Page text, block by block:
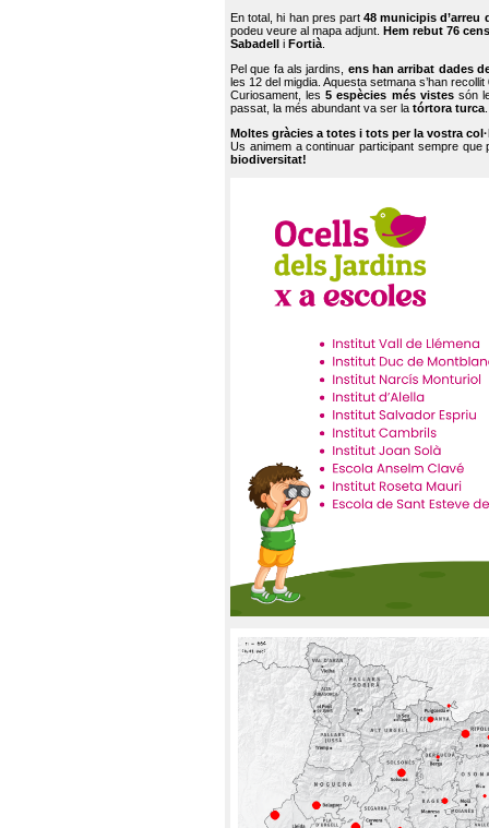
En total, hi han pres part48 municipis d’arreu
podeu veure al mapa adjunt. Hem rebut 76
Sabadell i Fortià
Pel que fa als jardins, ens han arribat dades
les 12 del migdia. Aquesta setmana s’han recollit
Curiosament, les5 espècies més vistessón
passat, la més abundant va ser la tórtora turca
Moltes gràcies a totes i tots per la vostra
Us animem a continuar participant sempre que
biodiversitat!